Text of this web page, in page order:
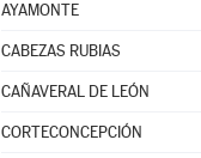
AYAMONTE
CABEZAS RUBIAS
CAÑAVERAL DE LEÓN
CORTECONCEPCIÓN